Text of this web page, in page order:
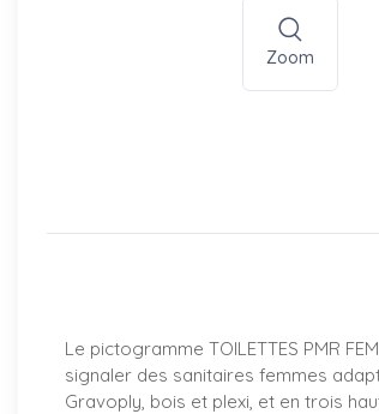
Zoom
Le pictogramme TOILETTES PMR
signaler des sanitaires femmes
Gravoply, bois et plexi, et en trois